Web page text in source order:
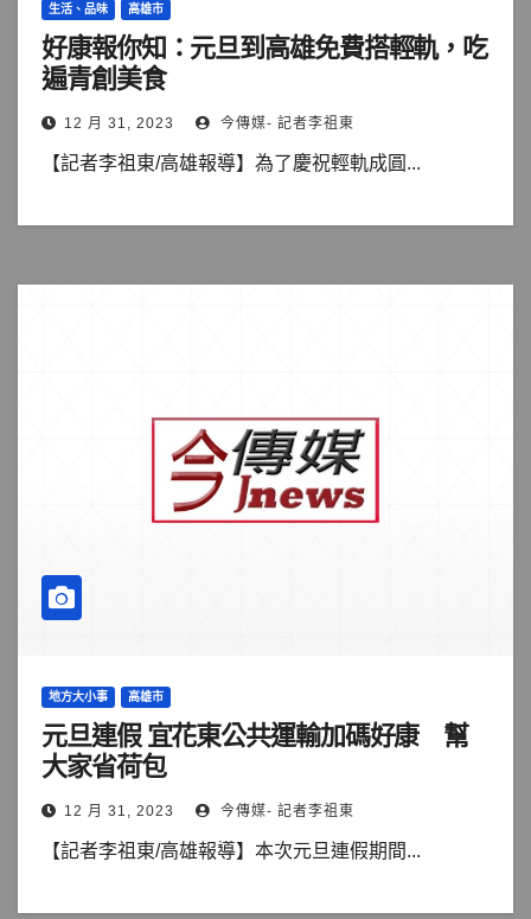
生活、品味 高雄市
好康報你知：元旦到高雄免費搭輕軌，吃
遍青創美食
12 月 31, 2023 今傳媒- 記者李祖東
【記者李祖東/高雄報導】為了慶祝輕軌成圓...
地方大小事 高雄市
元旦連假 宜花東公共運輸加碼好康 幫
大家省荷包
12 月 31, 2023 今傳媒- 記者李祖東
【記者李祖東/高雄報導】本次元旦連假期間...